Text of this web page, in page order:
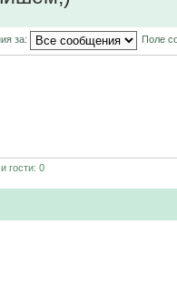
за: Поле
и гости: 0